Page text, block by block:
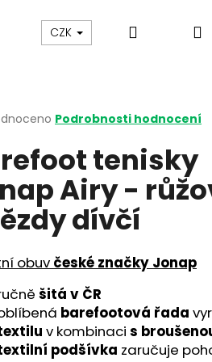
Gumovací pero Legami
CZK Hledat
Podrobnosti hodnocení
tenisky
Airy -
dívčí
obuv české značky Jonap
šitá v ČR
barefootová řada
v kombinaci s
podšívka zaručuje